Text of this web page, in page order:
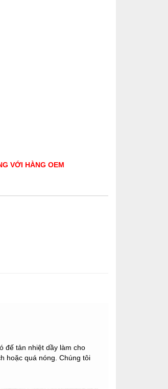
VỚI HÀNG OEM
đế tản nhiệt dầy làm cho
hoặc quá nóng. Chúng tôi